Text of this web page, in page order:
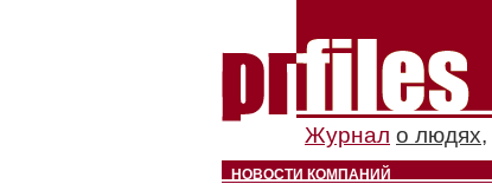
Журнал о людях,
НОВОСТИ КОМПАНИЙ